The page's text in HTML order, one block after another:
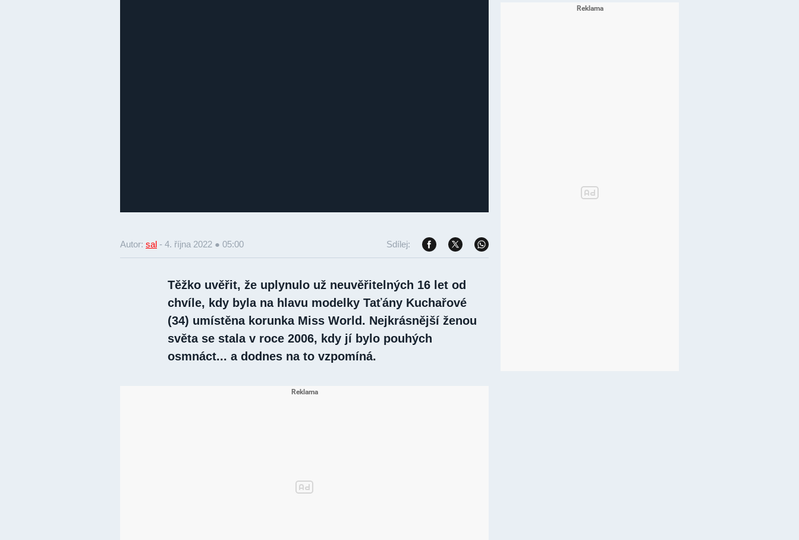
Autor: sal - 4. října 2022 ● 05:00 Sdílej:
Těžko uvěřit, že uplynulo už neuvěřitelných 16 let od
chvíle, kdy byla na hlavu modelky Taťány Kuchařové
(34) umístěna korunka Miss World. Nejkrásnější ženou
světa se stala v roce 2006, kdy jí bylo pouhých
osmnáct... a dodnes na to vzpomíná.